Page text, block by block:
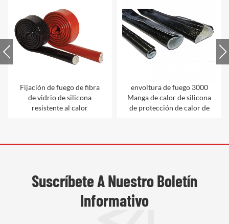
Fijación de fuego de fibra
de vidrio de silicona
resistente al calor
envoltura de fuego 3000
Manga de calor de silicona
de protección de calor de
Suscríbete A Nuestro Boletín
Informativo